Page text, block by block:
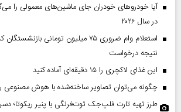
آیا خودروهای خودران جای ماشین‌های معمولی را
در سال ۲۰۲۶
استعلام وام ضروری ۷۵ میلیون تومانی
نتیجه درخواست
این غذای لاکچری را ۱۵ دقیقه‌ای آماده کنید
چگونه می‌توان تصاویر ساخته‌شده با هوش
طرز تهیه تارت فلپ‌جک توت‌فرنگی با پنیر ریکوتا؛